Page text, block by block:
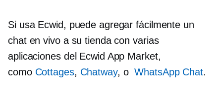
Si usa Ecwid, puede agregar fácilmente un
chat en vivo a su tienda con varias
aplicaciones del Ecwid App Market,
como Cottages, Chatway, oWhatsApp Chat.